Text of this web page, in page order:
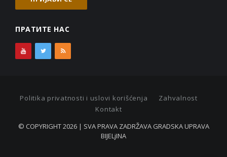
ПРАТИТЕ НАС
Politika privatnosti i uslovi korišćenja
Zahvalnost
Kontakt
© COPYRIGHT 2026 | SVA PRAVA ZADRŽAVA GRADSKA UPRAVA
BIJELjINA